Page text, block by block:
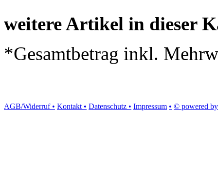
weitere Artikel in dieser
*Gesamtbetrag inkl.
AGB/Widerruf • Kontakt • Datenschutz • Impressum • © powered